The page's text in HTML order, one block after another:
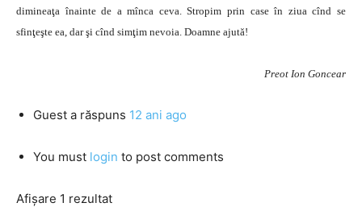
dimineaţa înainte de a mînca ceva. Stropim prin case în ziua cînd se
sfinţeşte ea, dar şi cînd simţim nevoia. Doamne ajută!
Preot Ion Goncear
Guest a răspuns 12 ani ago
You must login to post comments
Afișare 1 rezultat